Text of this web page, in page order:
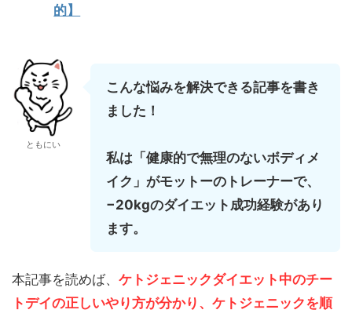
的】
ともにい
こんな悩みを解決できる記事を書き
ました！
私は「健康的で無理のないボディメ
イク」がモットーのトレーナーで、
−20kgのダイエット成功経験があり
ます。
本記事を読めば、 ケトジェニックダイエット中のチー
トデイの正しいやり方が分かり、ケトジェニックを順